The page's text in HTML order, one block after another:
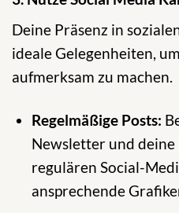
Deine Präsenz in
ideale Gelegenheiten,
aufmerksam zu machen.
Regelmäßige Posts:
Newsletter und deine
regulären Social-
ansprechende